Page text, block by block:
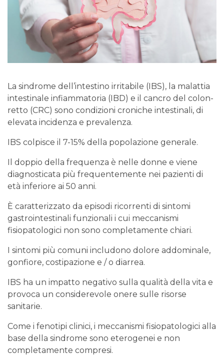
La sindrome dell’intestino irritabile (IBS), la malattia
intestinale infiammatoria (IBD) e il cancro del colon-
retto (CRC) sono condizioni croniche intestinali, di
elevata incidenza e prevalenza.
IBS colpisce il 7-15% della popolazione generale.
Il doppio della frequenza è nelle donne e viene
diagnosticata più frequentemente nei pazienti di
età inferiore ai 50 anni.
È caratterizzato da episodi ricorrenti di sintomi
gastrointestinali funzionali i cui meccanismi
fisiopatologici non sono completamente chiari.
I sintomi più comuni includono dolore addominale,
gonfiore, costipazione e / o diarrea.
IBS ha un impatto negativo sulla qualità della vita e
provoca un considerevole onere sulle risorse
sanitarie.
Come i fenotipi clinici, i meccanismi fisiopatologici alla
base della sindrome sono eterogenei e non
completamente compresi.